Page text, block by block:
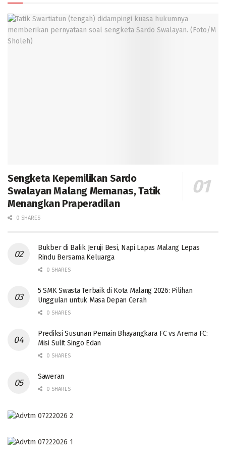
Sengketa Kepemilikan Sardo
Swalayan Malang Memanas, Tatik
Menangkan Praperadilan
0 SHARES
Bukber di Balik Jeruji Besi, Napi Lapas Malang Lepas
Rindu Bersama Keluarga
0 SHARES
5 SMK Swasta Terbaik di Kota Malang 2026: Pilihan
Unggulan untuk Masa Depan Cerah
0 SHARES
Prediksi Susunan Pemain Bhayangkara FC vs Arema FC:
Misi Sulit Singo Edan
0 SHARES
Saweran
0 SHARES